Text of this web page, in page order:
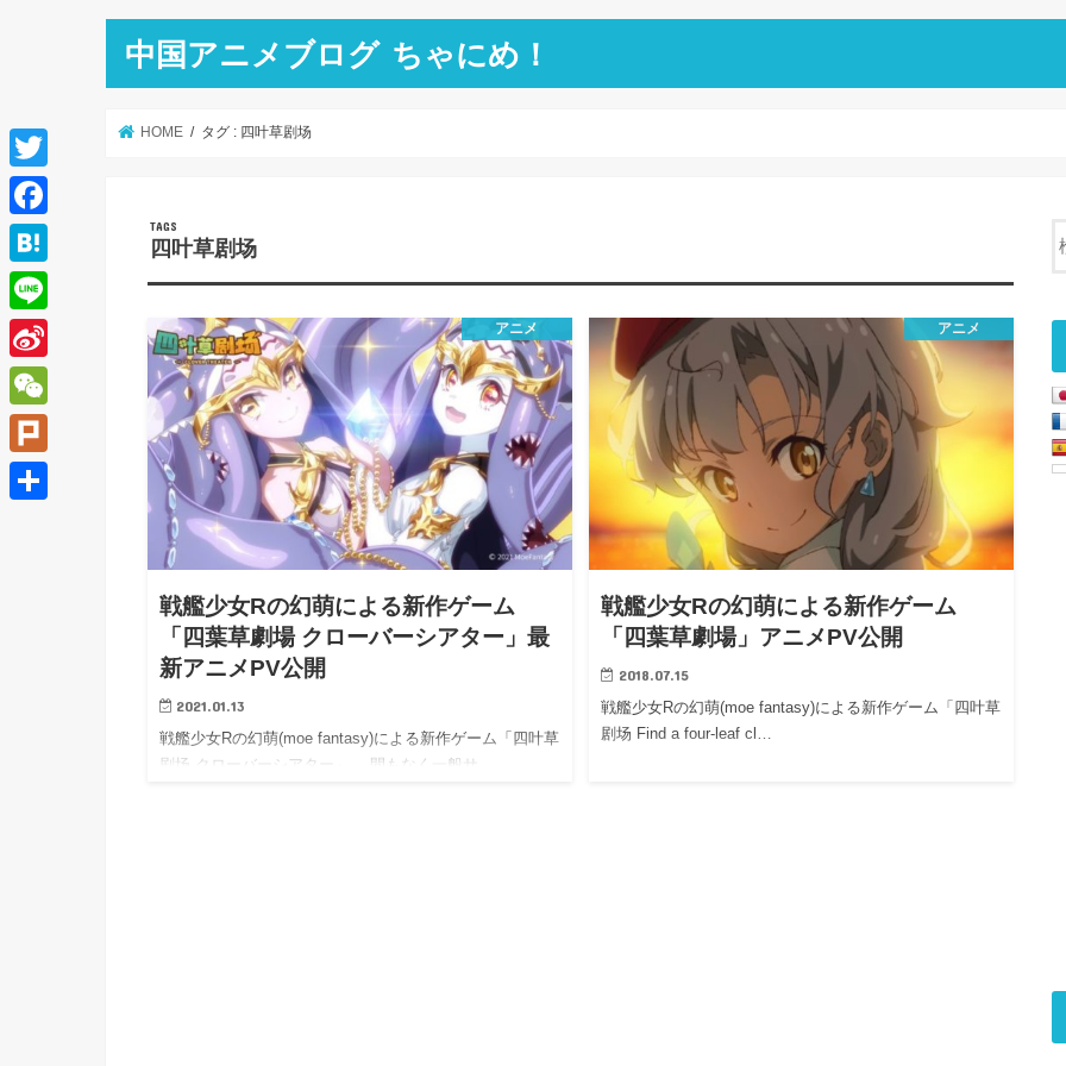
中国アニメブログ ちゃにめ！
HOME タグ : 四叶草剧场
四叶草剧场
アニメ
戦艦少女Rの幻萌による新作ゲーム
「四葉草劇場 クローバーシアター」最
新アニメPV公開
2021.01.13
戦艦少女Rの幻萌(moe fantasy)による新作ゲーム「四叶草
剧场 クローバーシアター」。 間もなく一般サ…
アニメ
戦艦少女Rの幻萌による新作ゲーム
「四葉草劇場」アニメPV公開
2018.07.15
戦艦少女Rの幻萌(moe fantasy)による新作ゲーム「四叶草
剧场 Find a four-leaf cl…
T
w
i
t
e
r
F
a
c
e
b
o
o
k
H
a
t
e
a
L
i
n
e
S
i
n
a
W
e
C
P